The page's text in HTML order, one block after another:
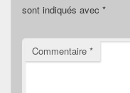
sont indiqués avec *
Commentaire *